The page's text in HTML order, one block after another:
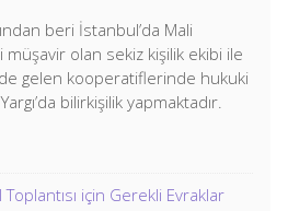
beri İstanbul’da Mali
müşavir olan sekiz kişilik ekibi ile
gelen kooperatiflerinde hukuki
bilirkişilik yapmaktadır.
için Gerekli Evraklar